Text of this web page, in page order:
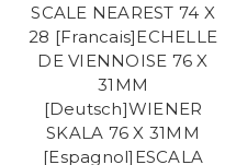
SCALE NEAREST 74 X
28 [Francais]ECHELLE
DE VIENNOISE 76 X
31MM
[Deutsch]WIENER
SKALA 76 X 31MM
[Espagnol]ESCALA